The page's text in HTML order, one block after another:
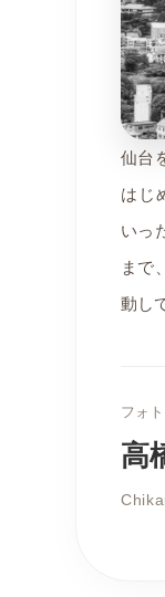
仙台
はじ
いっ
まで
動し
フォ
高